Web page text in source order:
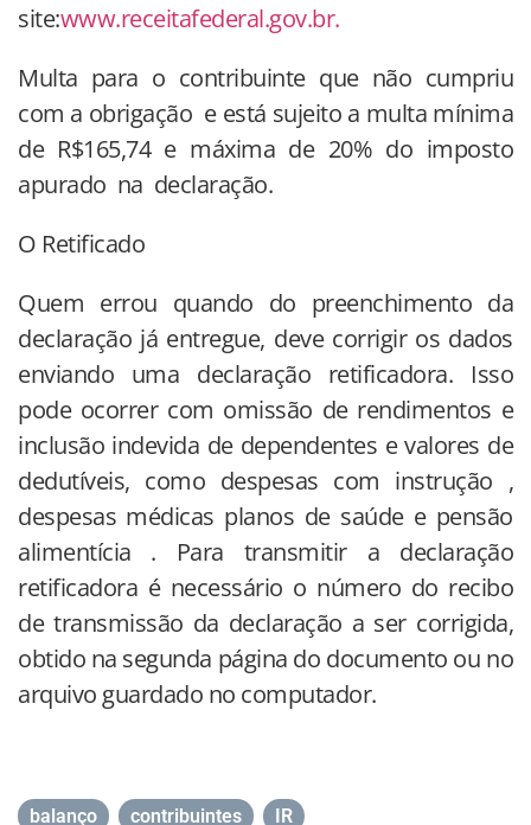
site:www.receitafederal.gov.br.
Multa para o contribuinte que não cumpriu
com a obrigação e está sujeito a multa mínima
de R$165,74 e máxima de 20% do imposto
apurado na declaração.
O Retificado
Quem errou quando do preenchimento da
declaração já entregue, deve corrigir os dados
enviando uma declaração retificadora. Isso
pode ocorrer com omissão de rendimentos e
inclusão indevida de dependentes e valores de
dedutíveis, como despesas com instrução ,
despesas médicas planos de saúde e pensão
alimentícia . Para transmitir a declaração
retificadora é necessário o número do recibo
de transmissão da declaração a ser corrigida,
obtido na segunda página do documento ou no
arquivo guardado no computador.
balanço contribuintes IR